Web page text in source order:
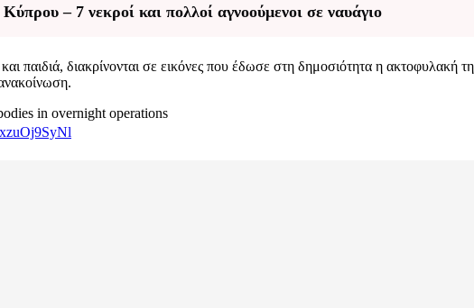
– 7 νεκροί και πολλοί αγνοούμενοι σε ναυάγιο
παιδιά, διακρίνονται σε εικόνες που έδωσε στη δημοσιότητα η ακτοφυλακή
in overnight operations